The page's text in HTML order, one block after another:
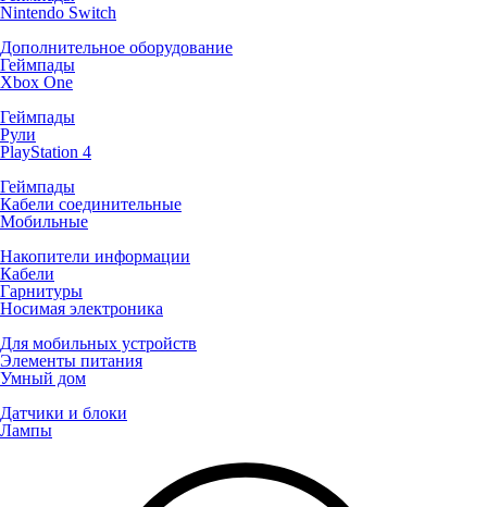
Nintendo Switch
Дополнительное оборудование
Геймпады
Xbox One
Геймпады
Рули
PlayStation 4
Геймпады
Кабели соединительные
Мобильные
Накопители информации
Кабели
Гарнитуры
Носимая электроника
Для мобильных устройств
Элементы питания
Умный дом
Датчики и блоки
Лампы